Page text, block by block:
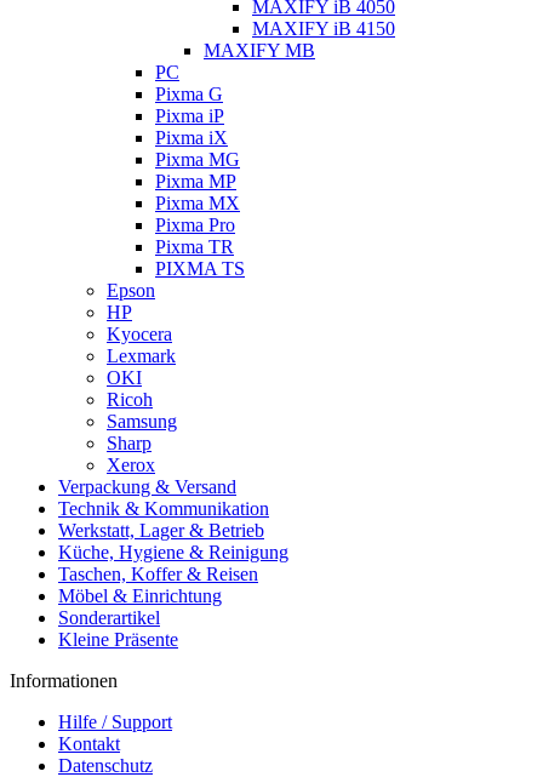
MAXIFY iB 4050
MAXIFY iB 4150
MAXIFY MB
PC
Pixma G
Pixma iP
Pixma iX
Pixma MG
Pixma MP
Pixma MX
Pixma Pro
Pixma TR
PIXMA TS
Epson
HP
Kyocera
Lexmark
OKI
Ricoh
Samsung
Sharp
Xerox
Verpackung & Versand
Technik & Kommunikation
Werkstatt, Lager & Betrieb
Küche, Hygiene & Reinigung
Taschen, Koffer & Reisen
Möbel & Einrichtung
Sonderartikel
Kleine Präsente
Informationen
Hilfe / Support
Kontakt
Datenschutz